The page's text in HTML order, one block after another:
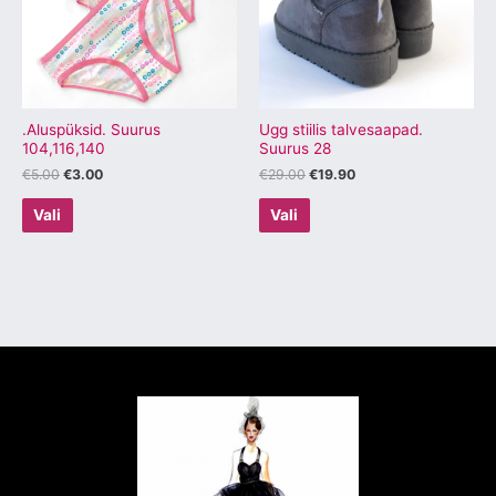
.Aluspüksid. Suurus
104,116,140
€5.00 €3.00
Vali
varianti.
Valikuid
saab
teha
tootelehel.
Ugg stiilis talvesaapad.
Suurus 28
€29.00 €19.90
Vali
varianti.
Valikuid
saab
teha
tootelehel.